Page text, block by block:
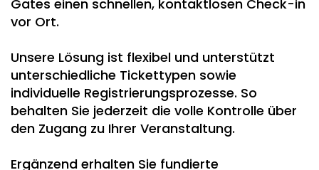
Gates einen schnellen, kontaktlosen Check-in
vor Ort.
Unsere Lösung ist flexibel und unterstützt
unterschiedliche Tickettypen sowie
individuelle Registrierungsprozesse. So
behalten Sie jederzeit die volle Kontrolle über
den Zugang zu Ihrer Veranstaltung.
Ergänzend erhalten Sie fundierte